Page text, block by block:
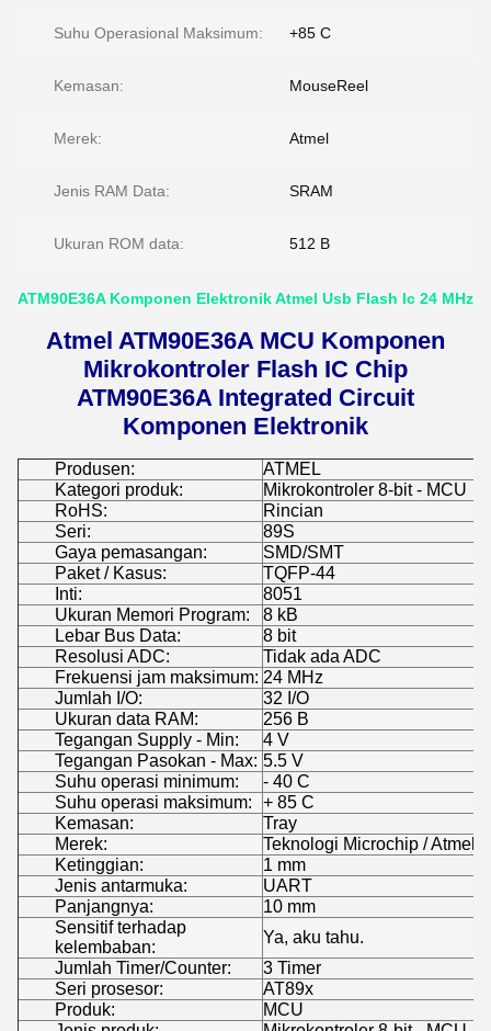
Suhu Operasional Maksimum: +85 C
Kemasan: MouseReel
Merek: Atmel
Jenis RAM Data: SRAM
Ukuran ROM data: 512 B
ATM90E36A Komponen Elektronik Atmel Usb Flash Ic 24 MHz
Atmel ATM90E36A MCU Komponen
Mikrokontroler Flash IC Chip
ATM90E36A Integrated Circuit
Komponen Elektronik
Produsen:
ATMEL
Kategori produk:
Mikrokontroler 8-bit - MCU
RoHS:
Rincian
Seri:
89S
Gaya pemasangan:
SMD/SMT
Paket / Kasus:
TQFP-44
Inti:
8051
Ukuran Memori Program:
8 kB
Lebar Bus Data:
8 bit
Resolusi ADC:
Tidak ada ADC
Frekuensi jam maksimum: 24 MHz
Jumlah I/O:
32 I/O
Ukuran data RAM:
256 B
Tegangan Supply - Min:
4 V
Tegangan Pasokan - Max: 5.5 V
Suhu operasi minimum:
- 40 C
Suhu operasi maksimum:
+ 85 C
Kemasan:
Tray
Merek:
Teknologi Microchip / Atmel
Ketinggian:
1 mm
Jenis antarmuka:
UART
Panjangnya:
10 mm
Sensitif terhadap
kelembaban:
Ya, aku tahu.
Jumlah Timer/Counter:
3 Timer
Seri prosesor:
AT89x
Produk:
MCU